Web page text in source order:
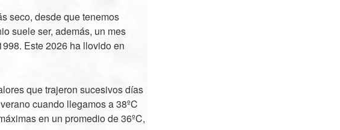
seco, desde que tenemos
suele ser, además, un mes
Este 2026 ha llovido en
que trajeron sucesivos días
cuando llegamos a 38ºC
en un promedio de 36ºC,